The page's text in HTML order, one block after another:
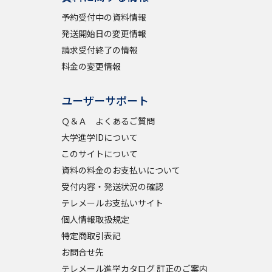
予約受付中の資料情報
発送開始日の変更情報
請求受付終了の情報
料金の変更情報
ユーザーサポート
Ｑ＆Ａ よくあるご質問
大学進学IDについて
このサイトについて
資料の料金のお支払いについて
受付内容・発送状況の確認
テレメールお支払いサイト
個人情報取扱規定
特定商取引表記
お問合せ先
テレメール進学カタログ 訂正のご案内